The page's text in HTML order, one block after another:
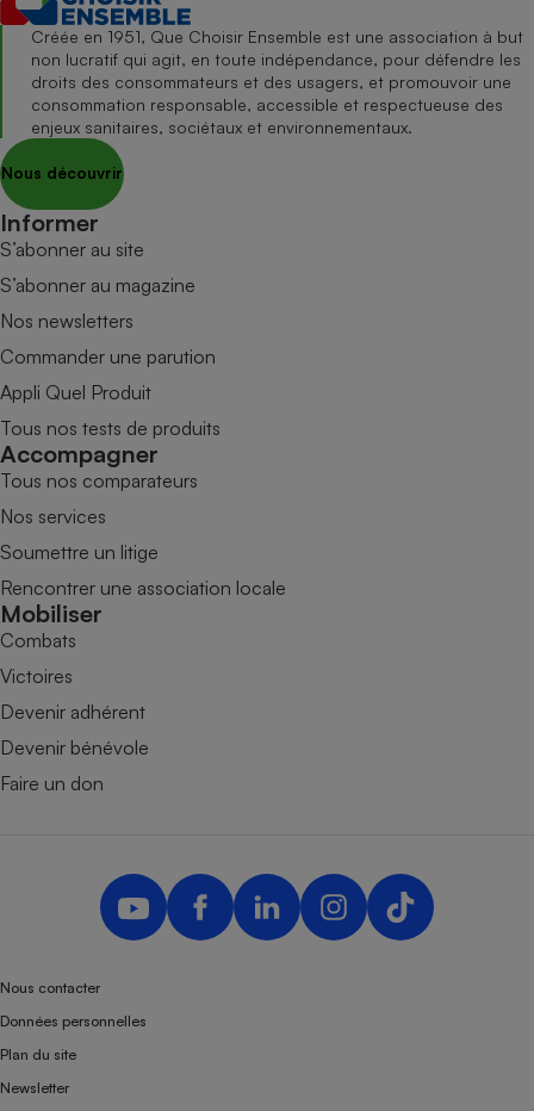
Créée en 1951, Que Choisir Ensemble est une association à but
non lucratif qui agit, en toute indépendance, pour défendre les
droits des consommateurs et des usagers, et promouvoir une
consommation responsable, accessible et respectueuse des
enjeux sanitaires, sociétaux et environnementaux.
Nous découvrir
Informer
S’abonner au site
S’abonner au magazine
Nos newsletters
Commander une parution
Appli Quel Produit
Tous nos tests de produits
Accompagner
Tous nos comparateurs
Nos services
Soumettre un litige
Rencontrer une association locale
Mobiliser
Combats
Victoires
Devenir adhérent
Devenir bénévole
Faire un don
Nous contacter
Données personnelles
Plan du site
Newsletter